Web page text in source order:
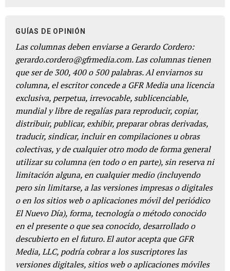
GUÍAS DE OPINIÓN
Las columnas deben enviarse a Gerardo Cordero:
gerardo.cordero@gfrmedia.com. Las columnas tienen
que ser de 300, 400 o 500 palabras. Al enviarnos su
columna, el escritor concede a GFR Media una licencia
exclusiva, perpetua, irrevocable, sublicenciable,
mundial y libre de regalías para reproducir, copiar,
distribuir, publicar, exhibir, preparar obras derivadas,
traducir, sindicar, incluir en compilaciones u obras
colectivas, y de cualquier otro modo de forma general
utilizar su columna (en todo o en parte), sin reserva ni
limitación alguna, en cualquier medio (incluyendo
pero sin limitarse, a las versiones impresas o digitales
o en los sitios web o aplicaciones móvil del periódico
El Nuevo Día), forma, tecnología o método conocido
en el presente o que sea conocido, desarrollado o
descubierto en el futuro. El autor acepta que GFR
Media, LLC, podría cobrar a los suscriptores las
versiones digitales, sitios web o aplicaciones móviles